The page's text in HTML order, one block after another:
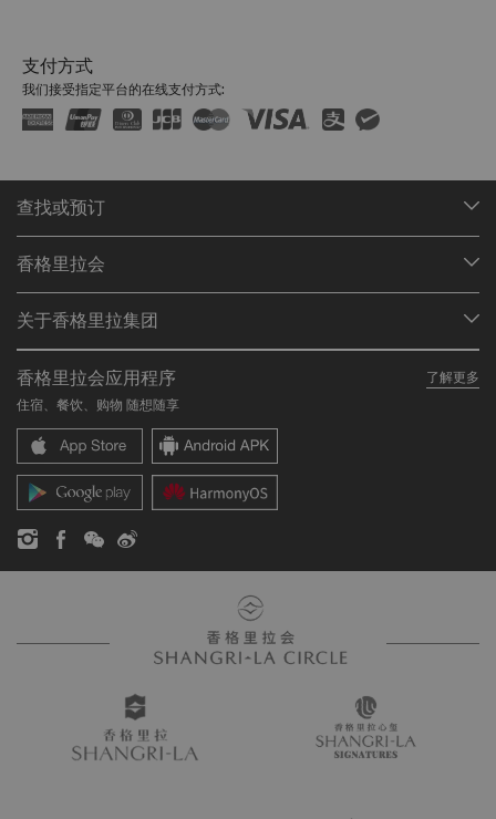
支付方式
我们接受指定平台的在线支付方式:
查找或预订
查找预订
餐厅与酒吧
香格里拉会
加入香格里拉会
常见问题
联络我们
关于香格里拉集团
我们的酒店品牌
香格里拉中心
香格里拉公寓
联系方式
职业发展
企业社会责任
新闻稿
香格里拉会应用程序
了解更多
住宿、餐饮、购物 随想随享